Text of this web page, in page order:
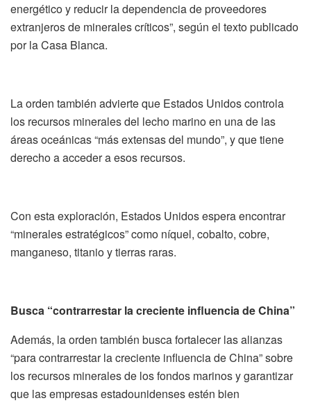
energético y reducir la dependencia de proveedores
extranjeros de minerales críticos”, según el texto publicado
por la Casa Blanca.
La orden también advierte que Estados Unidos controla
los recursos minerales del lecho marino en una de las
áreas oceánicas “más extensas del mundo”, y que tiene
derecho a acceder a esos recursos.
Con esta exploración, Estados Unidos espera encontrar
“minerales estratégicos” como níquel, cobalto, cobre,
manganeso, titanio y tierras raras.
Busca “contrarrestar la creciente influencia de China”
Además, la orden también busca fortalecer las alianzas
“para contrarrestar la creciente influencia de China” sobre
los recursos minerales de los fondos marinos y garantizar
que las empresas estadounidenses estén bien